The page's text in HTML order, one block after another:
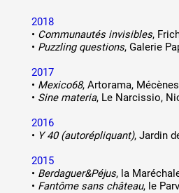
l'espace
d'artistes
2018
• Communautés invisibles,
• Puzzling questions, Galerie
2017
• Mexico68, Artorama,
• Sine materia, Le Narcissio,
2016
• Y 40 (autorépliquant), Jardin
2015
• Berdaguer&Péjus, la
• Fantôme sans château, le